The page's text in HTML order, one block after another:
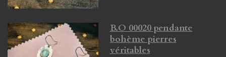
B.O 00020 pendante
bohème pierres
véritables